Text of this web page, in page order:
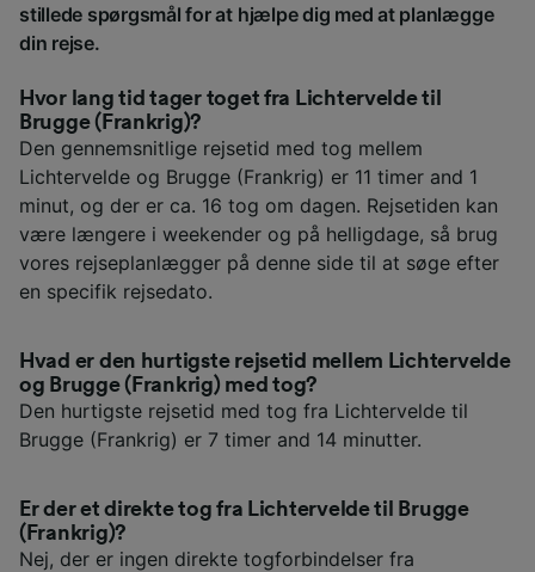
stillede spørgsmål for at hjælpe dig med at planlægge
din rejse.
Hvor lang tid tager toget fra Lichtervelde til
Brugge (Frankrig)?
Den gennemsnitlige rejsetid med tog mellem
Lichtervelde og Brugge (Frankrig) er 11 timer and 1
minut, og der er ca. 16 tog om dagen. Rejsetiden kan
være længere i weekender og på helligdage, så brug
vores rejseplanlægger på denne side til at søge efter
en specifik rejsedato.
Hvad er den hurtigste rejsetid mellem Lichtervelde
og Brugge (Frankrig) med tog?
Den hurtigste rejsetid med tog fra Lichtervelde til
Brugge (Frankrig) er 7 timer and 14 minutter.
Er der et direkte tog fra Lichtervelde til Brugge
(Frankrig)?
Nej, der er ingen direkte togforbindelser fra